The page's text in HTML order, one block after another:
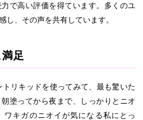
で高い評価を得ています。多くのユ
し、その声を共有しています。
足
トリキッドを使ってみて、最も驚いた
塗ってから夜まで、しっかりとニオ
ワキガのニオイが気になる私にとっ